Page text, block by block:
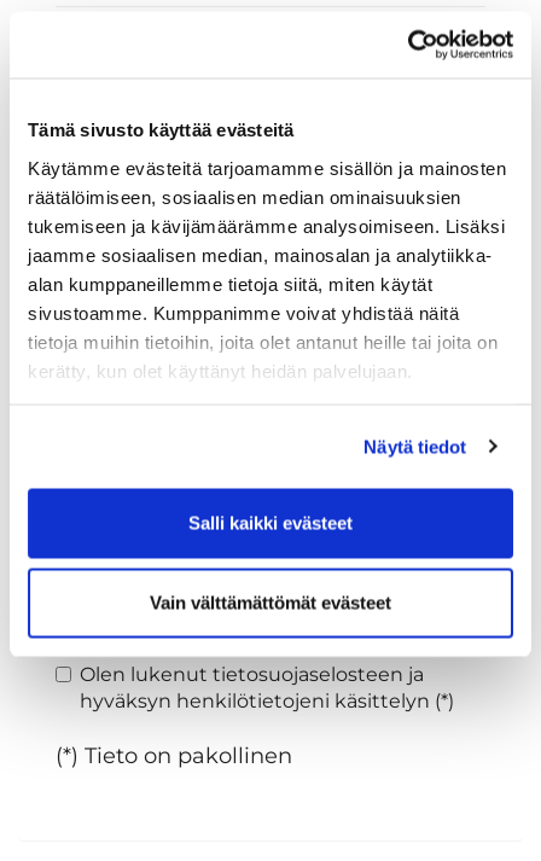
Tämä sivusto käyttää evästeitä
Käytämme evästeitä tarjoamamme sisällön ja mainosten
räätälöimiseen, sosiaalisen median ominaisuuksien
tukemiseen ja kävijämäärämme analysoimiseen. Lisäksi
jaamme sosiaalisen median, mainosalan ja analytiikka-
alan kumppaneillemme tietoja siitä, miten käytät
sivustoamme. Kumppanimme voivat yhdistää näitä
tietoja muihin tietoihin, joita olet antanut heille tai joita on
kerätty, kun olet käyttänyt heidän palvelujaan.
Näytä tiedot
Salli kaikki evästeet
Vain välttämättömät evästeet
Lisätiedot
Syntymäaika: (*)
Rekisteröidy
Haluan tilata Tarina Golf uutiskirjeen
Olen lukenut tietosuojaselosteen ja
hyväksyn henkilötietojeni käsittelyn (*)
(*) Tieto on pakollinen